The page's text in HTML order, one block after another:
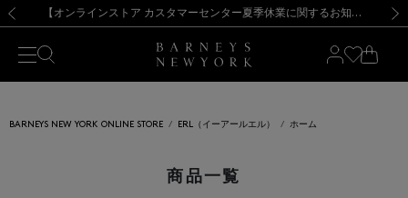
新規登録のお客様も対象！＜MY BARNEYS＞会員のお客様は11,000円（税込）以上のお買上げで常時送料無料！お買い物の際は会員登録を！
【夏季休業に伴う出荷一時停止のお知らせ】(2026.8.7) 【オンラインストア カスタマーセンター夏季休業に関するお知らせ】（2026.8.7）
【夏季休業に伴う返品・交換承り一時停止のお知らせ】（2026.8.5）
熊本県を中心とした地震の影響によるお荷物のお届けについて
【開催中】SUMMER SALEのご案内・ご注意事項 新規登録のお客様も対象！＜MY BARNEYS＞会員のお客様は11,000円（税込）以上のお買上げで常時送料無料！お買い物の際は会員登録を！
【夏季休業に伴う出荷一時停止のお知らせ】(2026.8.7)
BARNEYS NEW YORK ONLINE STORE ERL（イーアールエル） ホーム
商品一覧